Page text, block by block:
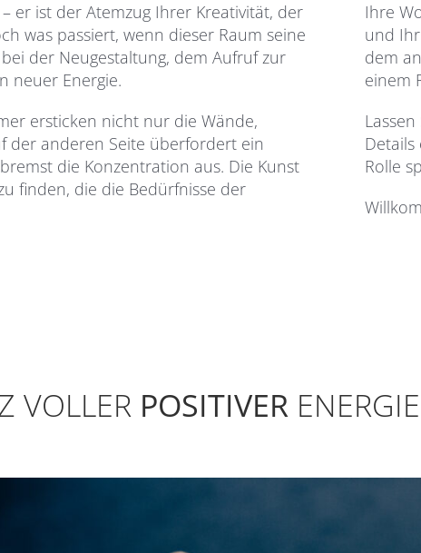
er ist der Atemzug Ihrer Kreativität, der
was passiert, wenn dieser Raum seine
der Neugestaltung, dem Aufruf zur
neuer Energie.
ersticken nicht nur die Wände,
der anderen Seite überfordert ein
die Konzentration aus. Die Kunst
finden, die die Bedürfnisse der
Ihre
und
dem
einem
Rolle
VOLLER POSITIVERENERGIE